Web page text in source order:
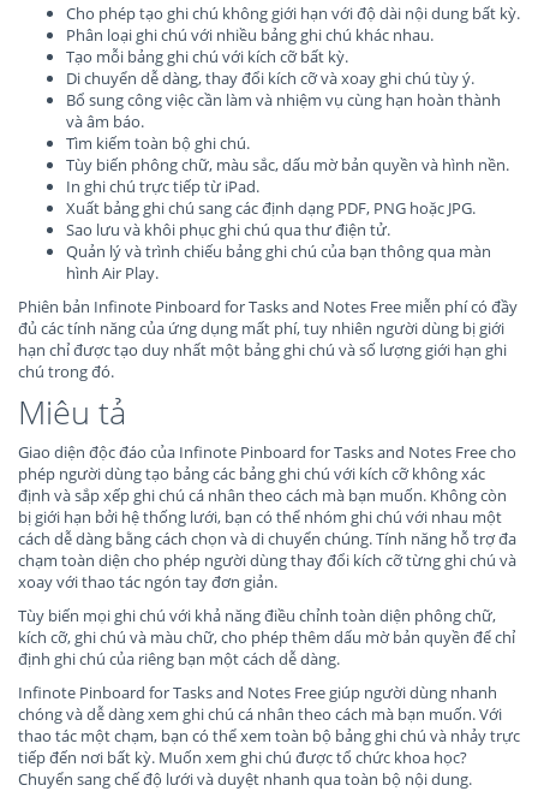
Cho phép tạo ghi chú không giới hạn với độ dài nội dung bất kỳ.
Phân loại ghi chú với nhiều bảng ghi chú khác nhau.
Tạo mỗi bảng ghi chú với kích cỡ bất kỳ.
Di chuyển dễ dàng, thay đổi kích cỡ và xoay ghi chú tùy ý.
Bổ sung công việc cần làm và nhiệm vụ cùng hạn hoàn thành
và âm báo.
Tìm kiếm toàn bộ ghi chú.
Tùy biến phông chữ, màu sắc, dấu mờ bản quyền và hình nền.
In ghi chú trực tiếp từ iPad.
Xuất bảng ghi chú sang các định dạng PDF, PNG hoặc JPG.
Sao lưu và khôi phục ghi chú qua thư điện tử.
Quản lý và trình chiếu bảng ghi chú của bạn thông qua màn
hình Air Play.
Phiên bản Infinote Pinboard for Tasks and Notes Free miễn phí có đầy
đủ các tính năng của ứng dụng mất phí, tuy nhiên người dùng bị giới
hạn chỉ được tạo duy nhất một bảng ghi chú và số lượng giới hạn ghi
chú trong đó.
Miêu tả
Giao diện độc đáo của Infinote Pinboard for Tasks and Notes Free cho
phép người dùng tạo bảng các bảng ghi chú với kích cỡ không xác
định và sắp xếp ghi chú cá nhân theo cách mà bạn muốn. Không còn
bị giới hạn bởi hệ thống lưới, bạn có thể nhóm ghi chú với nhau một
cách dễ dàng bằng cách chọn và di chuyển chúng. Tính năng hỗ trợ đa
chạm toàn diện cho phép người dùng thay đổi kích cỡ từng ghi chú và
xoay với thao tác ngón tay đơn giản.
Tùy biến mọi ghi chú với khả năng điều chỉnh toàn diện phông chữ,
kích cỡ, ghi chú và màu chữ, cho phép thêm dấu mờ bản quyền để chỉ
định ghi chú của riêng bạn một cách dễ dàng.
Infinote Pinboard for Tasks and Notes Free giúp người dùng nhanh
chóng và dễ dàng xem ghi chú cá nhân theo cách mà bạn muốn. Với
thao tác một chạm, bạn có thể xem toàn bộ bảng ghi chú và nhảy trực
tiếp đến nơi bất kỳ. Muốn xem ghi chú được tổ chức khoa học?
Chuyển sang chế độ lưới và duyệt nhanh qua toàn bộ nội dung.